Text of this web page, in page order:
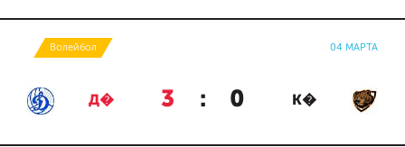
Волейбол 04 МАРТА
Д� 3 : 0 К�